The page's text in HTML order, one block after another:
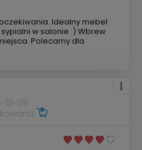
Idealny mebel
w salonie :) Wbrew
Polecamy dla
01-09